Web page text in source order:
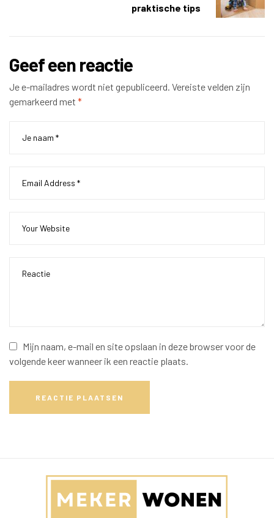
praktische tips
Geef een reactie
Je e-mailadres wordt niet gepubliceerd. Vereiste velden zijn
gemarkeerd met *
Mijn naam, e-mail en site opslaan in deze browser voor de
volgende keer wanneer ik een reactie plaats.
REACTIE PLAATSEN